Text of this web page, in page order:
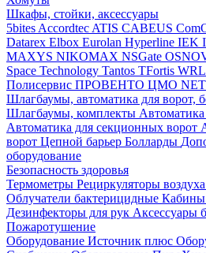
Шкафы, стойки, аксессуары
5bites Accordtec ATIS CABEUS
Datarex Elbox Eurolan Hyperline IEK
MAXYS NIKOMAX NSGate
Space Technology Tantos TFortis
Полисервис ПРОВЕНТО ЦМО
Шлагбаумы, автоматика для ворот,
Шлагбаумы, комплекты
Автоматика для секционных ворот
ворот Цепной барьер Болларды
оборудование
Безопасность здоровья
Термометры Рециркуляторы
Облучатели бактерицидные Кабины
Дезинфекторы для рук Аксессуары
Пожаротушение
Оборудование Источник плюс